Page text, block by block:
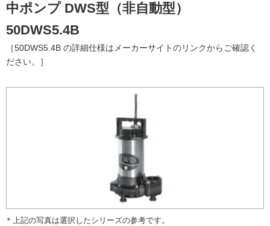
中ポンプ DWS型（非自動型）
50DWS5.4B
［50DWS5.4B の詳細仕様はメーカーサイトのリンクからご確認く
ださい。］
＊上記の写真は選択したシリーズの参考です。